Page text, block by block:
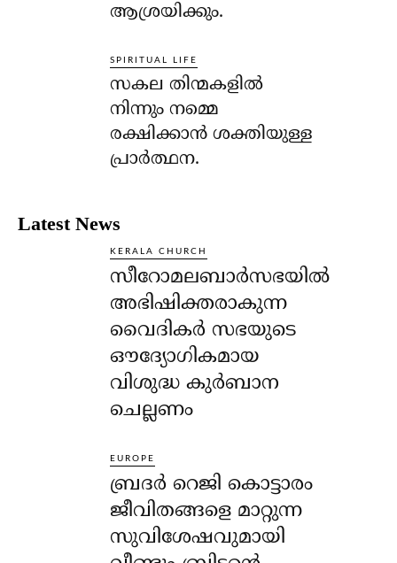
ആശ്രയിക്കും.
SPIRITUAL LIFE
സകല തിന്മകളില്‍
നിന്നും നമ്മെ
രക്ഷിക്കാന്‍ ശക്തിയുള്ള
പ്രാര്‍ത്ഥന.
Latest News
KERALA CHURCH
സീറോമലബാർസഭയിൽ
അഭിഷിക്തരാകുന്ന
വൈദികർ സഭയുടെ
ഔദ്യോഗികമായ
വിശുദ്ധ കുർബാന
ചെല്ലണം
EUROPE
ബ്രദർ റെജി കൊട്ടാരം
ജീവിതങ്ങളെ മാറ്റുന്ന
സുവിശേഷവുമായി